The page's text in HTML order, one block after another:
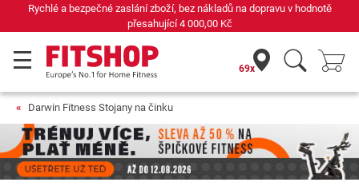
Rychlé a bezpečné zaslání zboží, bez nákladů na dopravu v hodnotě
přesahující4 000,00 Kč
69x
Darwin Fitness Stojany na činku